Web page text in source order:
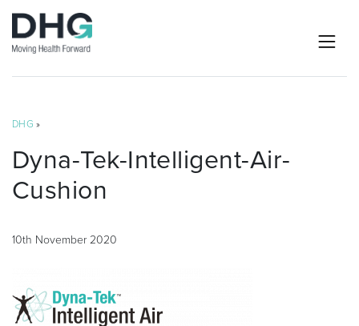
DHG »
Dyna-Tek-Intelligent-Air-
Cushion
10th November 2020